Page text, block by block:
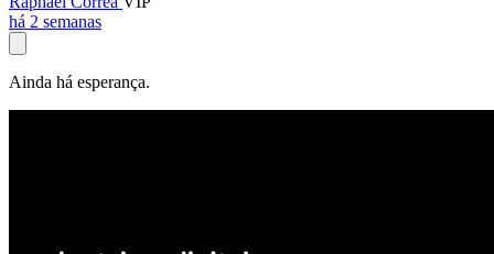
há 2 semanas
Ainda há esperança.